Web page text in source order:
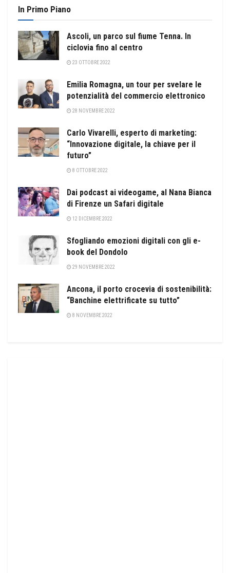
In Primo Piano
Ascoli, un parco sul fiume Tenna. In
ciclovia fino al centro
23 OTTOBRE 2022
Emilia Romagna, un tour per svelare le
potenzialità del commercio elettronico
28 NOVEMBRE 2022
Carlo Vivarelli, esperto di marketing:
“Innovazione digitale, la chiave per il
futuro”
8 OTTOBRE 2022
Dai podcast ai videogame, al Nana Bianca
di Firenze un Safari digitale
12 DICEMBRE 2022
Sfogliando emozioni digitali con gli e-
book del Dondolo
29 NOVEMBRE 2022
Ancona, il porto crocevia di sostenibilità:
“Banchine elettrificate su tutto”
8 NOVEMBRE 2022